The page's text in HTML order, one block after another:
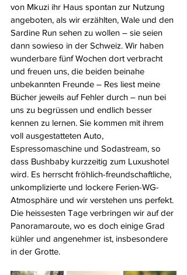
von Mkuzi ihr Haus spontan zur Nutzung
angeboten, als wir erzählten, Wale und den
Sardine Run sehen zu wollen – sie seien
dann sowieso in der Schweiz. Wir haben
wunderbare fünf Wochen dort verbracht
und freuen uns, die beiden beinahe
unbekannten Freunde – Res liest meine
Bücher jeweils auf Fehler durch – nun bei
uns zu begrüssen und endlich besser
kennen zu lernen. Sie kommen mit ihrem
voll ausgestatteten Auto,
Espressomaschine und Sodastream, so
dass Bushbaby kurzzeitig zum Luxushotel
wird. Es herrscht fröhlich-freundschaftliche,
unkomplizierte und lockere Ferien-WG-
Atmosphäre und wir verstehen uns perfekt.
Die heissesten Tage verbringen wir auf der
Panoramaroute, wo es doch einige Grad
kühler und angenehmer ist, insbesondere
in der Grotte.